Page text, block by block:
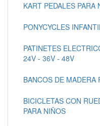
KART PEDALES PARA
PONYCYCLES
PATINETES
24V - 36V - 48V
BANCOS DE MADERA
BICICLETAS CON
PARA NIÑOS